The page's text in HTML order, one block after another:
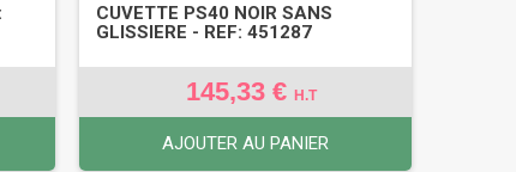
CUVETTE PS40 NOIR SANS
GLISSIERE - REF: 451287
145,33 €H.T
AJOUTER AU PANIER